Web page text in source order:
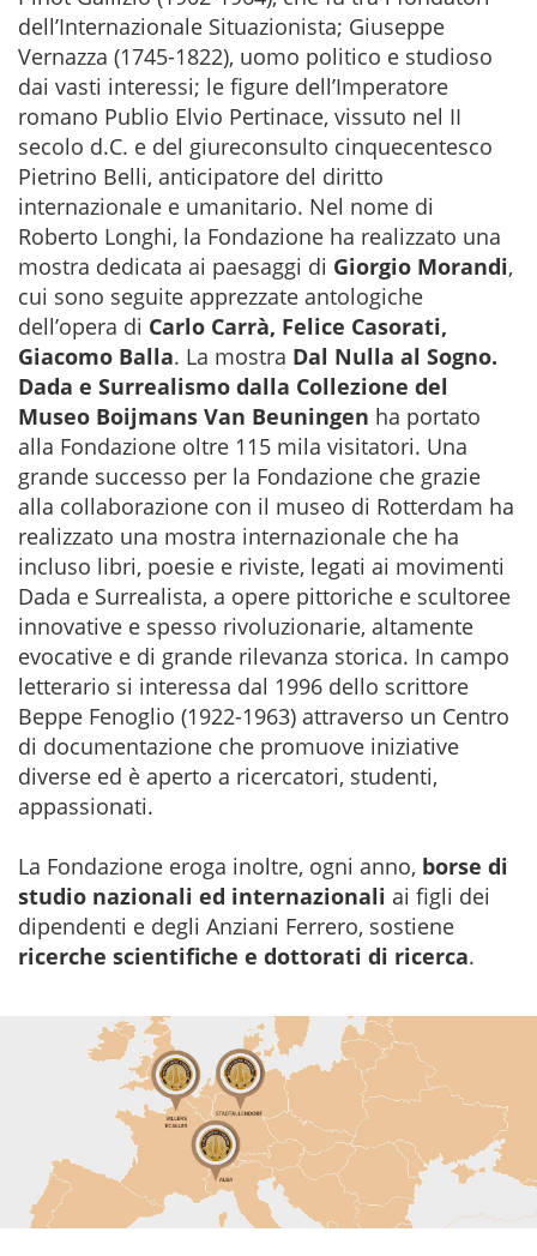
dell’Internazionale Situazionista; Giuseppe
Vernazza (1745-1822), uomo politico e studioso
dai vasti interessi; le figure dell’Imperatore
romano Publio Elvio Pertinace, vissuto nel II
secolo d.C. e del giureconsulto cinquecentesco
Pietrino Belli, anticipatore del diritto
internazionale e umanitario. Nel nome di
Roberto Longhi, la Fondazione ha realizzato una
mostra dedicata ai paesaggi di Giorgio Morandi,
cui sono seguite apprezzate antologiche
dell’opera di Carlo Carrà, Felice Casorati,
Giacomo Balla. La mostra Dal Nulla al Sogno.
Dada e Surrealismo dalla Collezione del
Museo Boijmans Van Beuningen ha portato
alla Fondazione oltre 115 mila visitatori. Una
grande successo per la Fondazione che grazie
alla collaborazione con il museo di Rotterdam ha
realizzato una mostra internazionale che ha
incluso libri, poesie e riviste, legati ai movimenti
Dada e Surrealista, a opere pittoriche e scultoree
innovative e spesso rivoluzionarie, altamente
evocative e di grande rilevanza storica. In campo
letterario si interessa dal 1996 dello scrittore
Beppe Fenoglio (1922-1963) attraverso un Centro
di documentazione che promuove iniziative
diverse ed è aperto a ricercatori, studenti,
appassionati.
La Fondazione eroga inoltre, ogni anno, borse di
studio nazionali ed internazionali ai figli dei
dipendenti e degli Anziani Ferrero, sostiene
ricerche scientifiche e dottorati di ricerca.